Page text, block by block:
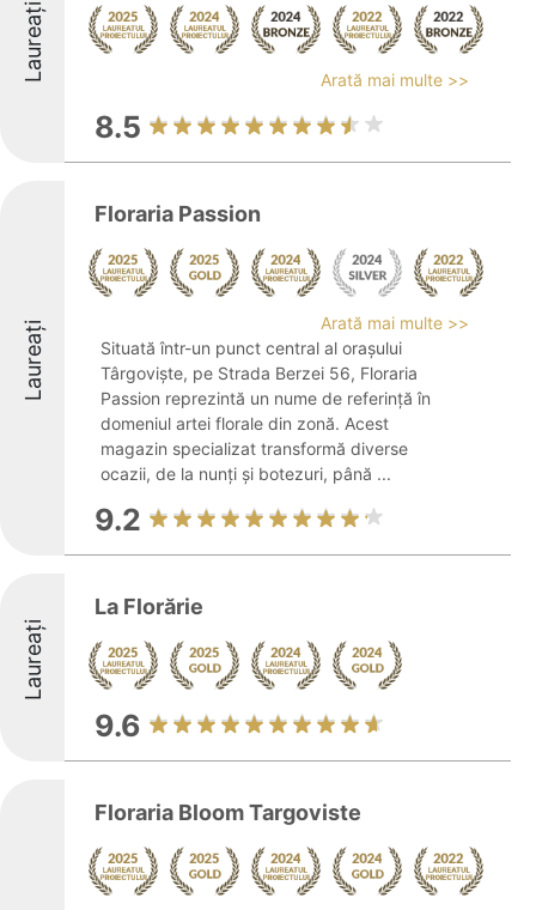
Laureați Arată mai multe >>
8.5
Laureați
Floraria Passion
Arată mai multe >>
Situată într-un punct central al orașului
Târgoviște, pe Strada Berzei 56, Floraria
Passion reprezintă un nume de referință în
domeniul artei florale din zonă. Acest
magazin specializat transformă diverse
ocazii, de la nunți și botezuri, până ...
9.2
Laureați
La Florărie
9.6
Floraria Bloom Targoviste